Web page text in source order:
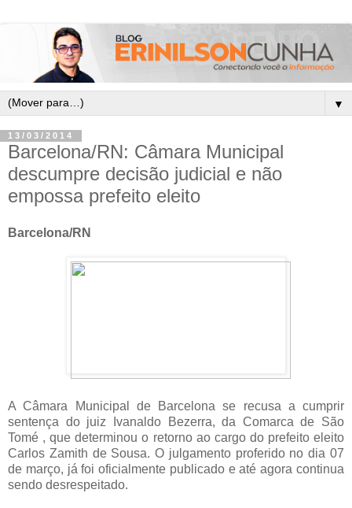
▼
13/03/2014
Barcelona/RN: Câmara Municipal
descumpre decisão judicial e não
empossa prefeito eleito
Barcelona/RN
A Câmara Municipal de Barcelona se recusa a cumprir
sentença do juiz Ivanaldo Bezerra, da Comarca de São
Tomé , que determinou o retorno ao cargo do prefeito eleito
Carlos Zamith de Sousa. O julgamento proferido no dia 07
de março, já foi oficialmente publicado e até agora continua
sendo desrespeitado.